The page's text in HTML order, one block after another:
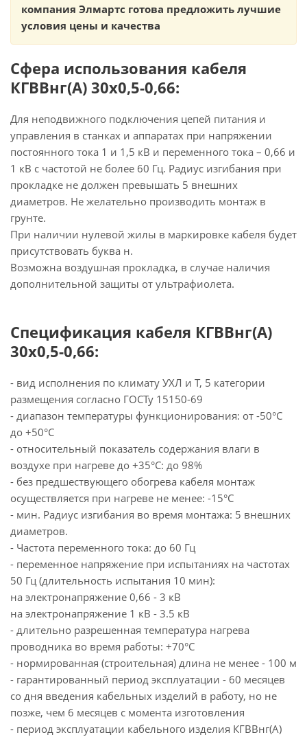
компания Элмартс готова предложить лучшие
условия цены и качества
Сфера использования кабеля
КГВВнг(А) 30х0,5-0,66:
Для неподвижного подключения цепей питания и
управления в станках и аппаратах при напряжении
постоянного тока 1 и 1,5 кВ и переменного тока – 0,66 и
1 кВ с частотой не более 60 Гц. Радиус изгибания при
прокладке не должен превышать 5 внешних
диаметров. Не желательно производить монтаж в
грунте.
При наличии нулевой жилы в маркировке кабеля будет
присутствовать буква н.
Возможна воздушная прокладка, в случае наличия
дополнительной защиты от ультрафиолета.
Спецификация кабеля КГВВнг(А)
30х0,5-0,66:
- вид исполнения по климату УХЛ и Т, 5 категории
размещения согласно ГОСТу 15150-69
- диапазон температуры функционирования: от -50°С
до +50°С
- относительный показатель содержания влаги в
воздухе при нагреве до +35°С: до 98%
- без предшествующего обогрева кабеля монтаж
осуществляется при нагреве не менее: -15°С
- мин. Радиус изгибания во время монтажа: 5 внешних
диаметров.
- Частота переменного тока: до 60 Гц
- переменное напряжение при испытаниях на частотах
50 Гц (длительность испытания 10 мин):
на электронапряжение 0,66 - 3 кВ
на электронапряжение 1 кВ - 3.5 кВ
- длительно разрешенная температура нагрева
проводника во время работы: +70°С
- нормированная (строительная) длина не менее - 100 м
- гарантированный период эксплуатации - 60 месяцев
со дня введения кабельных изделий в работу, но не
позже, чем 6 месяцев с момента изготовления
- период эксплуатации кабельного изделия КГВВнг(А)